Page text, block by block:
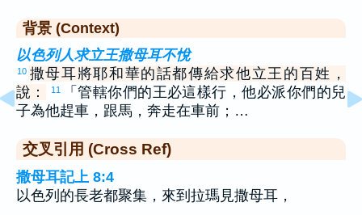
背景 (Context)
以色列人求立王撒母耳不悅
10 撒母耳將耶和華的話都傳給求他立王的百姓，
說：
11
「管轄你們的王必這樣行，他必派你們的兒
子為他趕車，跟馬，奔走在車前；…
交叉引用 (Cross Ref)
撒母耳記上 8:4
以色列的長老都聚集，來到拉瑪見撒母耳，